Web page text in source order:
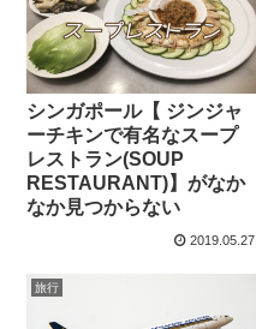
シンガポール【 ジンジャ
ーチキンで有名なスープ
レストラン(SOUP
RESTAURANT)】がなか
なか見つからない
2019.05.27
旅行